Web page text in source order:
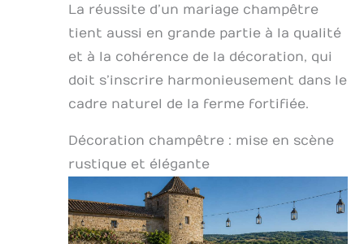
jardin, décoration table mariage,
bricolage. Recette Unique: Mbsomnus
fleurs sechees naturelles mariage sont
rouges, de roses champagne et de
lavande, toutes fabriquées à partir de
matériaux biodégradables et naturels,
l'environnement ! Créez une
grand jour avec Mbsomnus confettis
mariage biodegradable! 100% Naturel:
Mbsomnus petale de rose mariage
naturelles mariage conservent leur
arôme naturel, les couleurs luxuriantes
La réussite d’un mariage champêtre
tient aussi en grande partie à la qualité
et à la cohérence de la décoration, qui
doit s’inscrire harmonieusement dans le
cadre naturel de la ferme fortifiée.
Décoration champêtre : mise en scène
rustique et élégante